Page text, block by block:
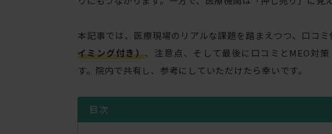
本記事では、医療現場のリアルな課題を踏まえつつ、口コミ
イミング付き）、注意点、そして最後に口コミとMEO対
す。院内で共有し、参考にしていただけたら幸いです。
目次